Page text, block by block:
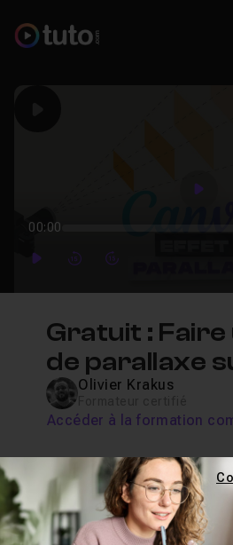
Play
00:00
PlayForwardForward
Gratuit :
de parallaxe
Olivier Krakus
Accéder à la formation